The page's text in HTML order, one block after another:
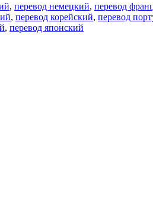
, перевод немецкий, перевод
, перевод корейский, перевод
, перевод японский